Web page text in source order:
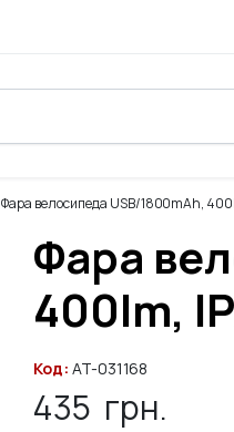
Фара велосипеда USB/1800mAh,
Фара
400lm,
Код: AT-031168
435 грн.